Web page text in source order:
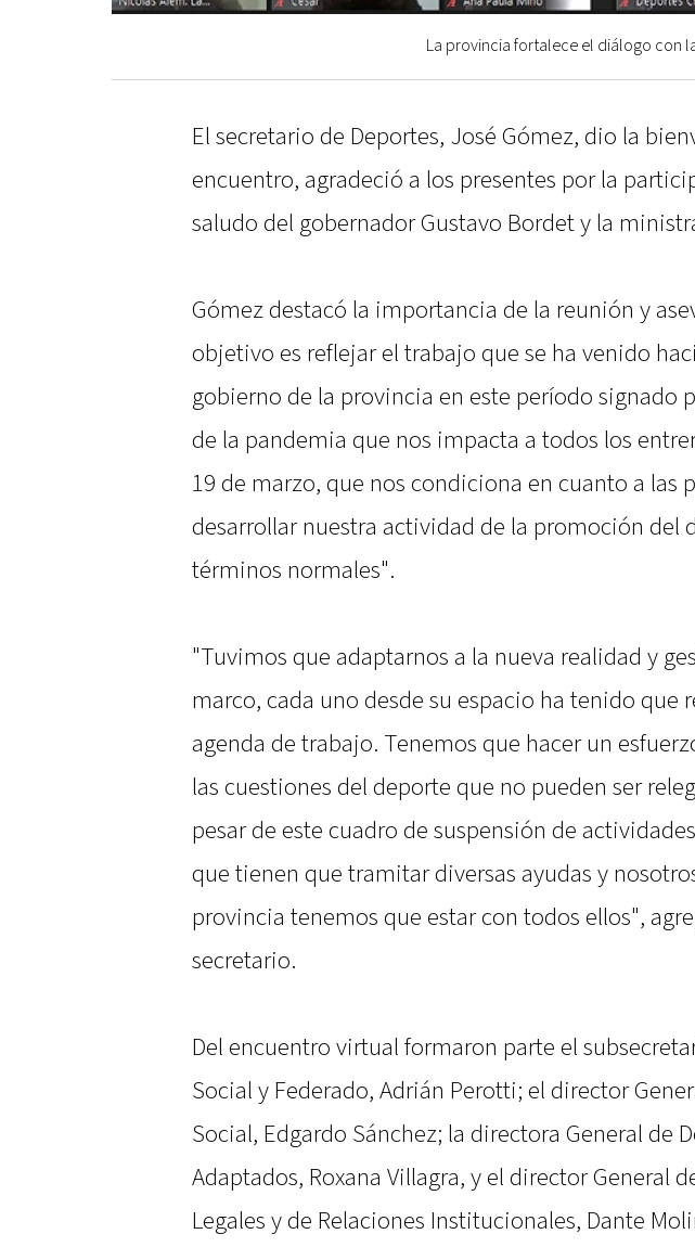
La provincia fortalece el diálogo con
El secretario de Deportes, José Gómez, dio la
encuentro, agradeció a los presentes por la
saludo del gobernador Gustavo Bordet y la
Gómez destacó la importancia de la reunión y
objetivo es reflejar el trabajo que se ha venido
gobierno de la provincia en este período signado
de la pandemia que nos impacta a todos los
19 de marzo, que nos condiciona en cuanto a las
desarrollar nuestra actividad de la promoción del
términos normales".
"Tuvimos que adaptarnos a la nueva realidad y
marco, cada uno desde su espacio ha tenido que
agenda de trabajo. Tenemos que hacer un
las cuestiones del deporte que no pueden ser
pesar de este cuadro de suspensión de
que tienen que tramitar diversas ayudas y
provincia tenemos que estar con todos ellos",
secretario.
Del encuentro virtual formaron parte el
Social y Federado, Adrián Perotti; el director
Social, Edgardo Sánchez; la directora General de
Adaptados, Roxana Villagra, y el director General
Legales y de Relaciones Institucionales, Dante